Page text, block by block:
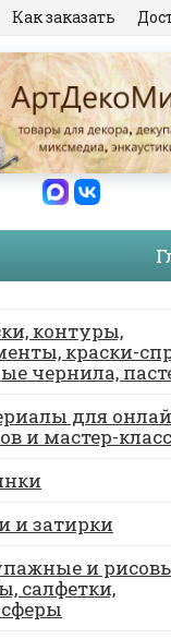
Как заказать
контуры,
краски-
чернила,
для
и мастер-
и затирки
и
салфетки,